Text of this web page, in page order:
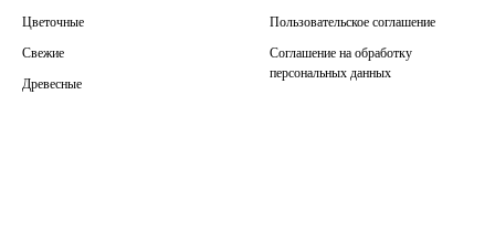
Цветочные
Свежие
Древесные
Пользовательское соглашение
Соглашение на обработку
персональных данных